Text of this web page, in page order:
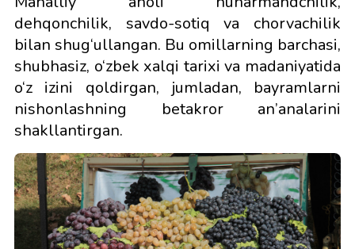
dehqonchilik, savdo-sotiq va chorvachilik
bilan shug‘ullangan. Bu omillarning barchasi,
shubhasiz, o‘zbek xalqi tarixi va madaniyatida
o‘z izini qoldirgan, jumladan, bayramlarni
nishonlashning betakror an’analarini
shakllantirgan.